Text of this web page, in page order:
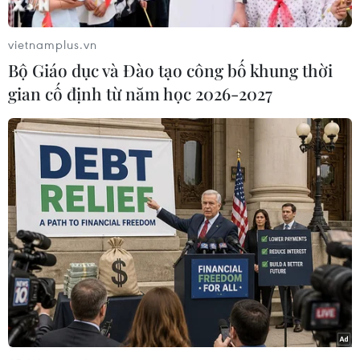
70 năm Hiệp định Geneva: Sinh viên
Israel nghe nói chuyện về Việt Nam
22/07/2024 02:10
70 năm Hiệp định Geneva: Vai trò
lãnh đạo tiên quyết của Đảng Cộng
sản Việt Nam
21/07/2024 02:24
70 năm Hiệp định Geneva: Nguồn
cảm hứng to lớn cho phong trào giải
phóng dân tộc
21/07/2024 02:08
vietnamplus.vn
Bộ Giáo dục và Đào tạo công bố khung thời
gian cố định từ năm học 2026-2027